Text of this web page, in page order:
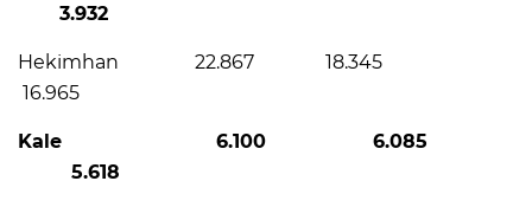
3.932
Hekimhan 22.867 18.345
16.965
Kale 6.100 6.085
5.618